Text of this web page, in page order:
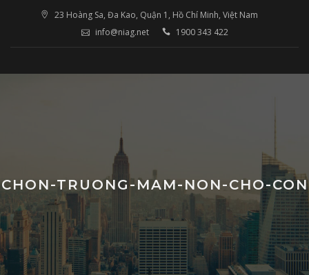
23 Hoàng Sa, Đa Kao, Quận 1, Hồ Chí Minh, Việt Nam
info@niag.net
1900 343 422
CHON-TRUONG-MAM-NON-CHO-CON